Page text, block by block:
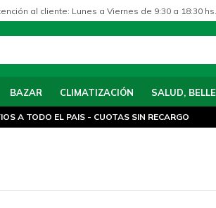
BAZAR CLIMATIZACIÓN SALUD,
al cliente: Lunes a Viernes de 9:30 a 18:30
A TODO EL PAIS - CUOTAS SIN RECARGO